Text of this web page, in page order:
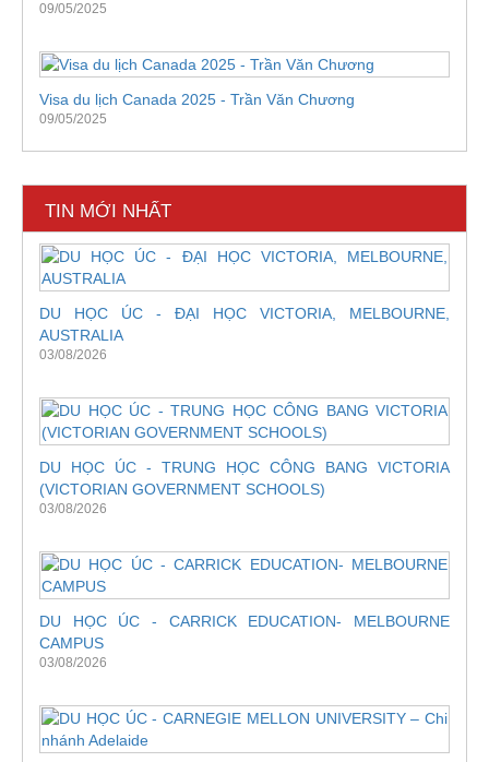
09/05/2025
Visa du lịch Canada 2025 - Trần Văn Chương
09/05/2025
TIN MỚI NHẤT
DU HỌC ÚC - ĐẠI HỌC VICTORIA, MELBOURNE,
AUSTRALIA
03/08/2026
DU HỌC ÚC - TRUNG HỌC CÔNG BANG VICTORIA
(VICTORIAN GOVERNMENT SCHOOLS)
03/08/2026
DU HỌC ÚC - CARRICK EDUCATION- MELBOURNE
CAMPUS
03/08/2026